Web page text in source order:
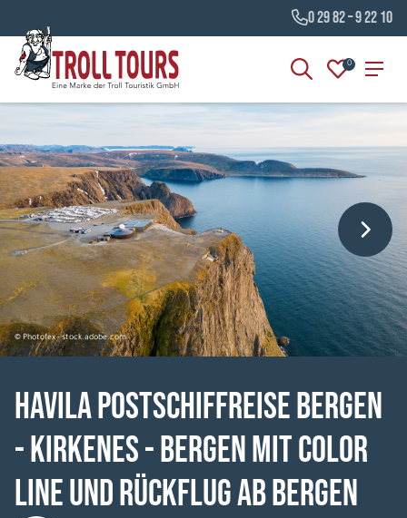
0 29 82 – 9 22 10
0
© Photofex - stock.adobe.com
HAVILA Postschiffreise Bergen
- Kirkenes - Bergen mit Color
Line und Rückflug ab Bergen